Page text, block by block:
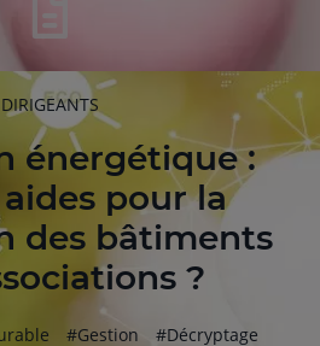
RUBRIQUE
DE
L'ARTICLE
DIRIGEANTS
énergétique :
pour la
des bâtiments
?
hashtag
#Gestion hashtag
#Décryptage